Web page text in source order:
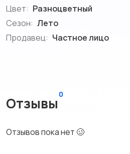
Цвет: Разноцветный
Сезон: Лето
Продавец: Частное лицо
Отзывы
0
Отзывов пока нет 🥴